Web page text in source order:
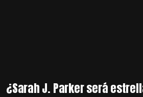
¿Sarah J. Parker será